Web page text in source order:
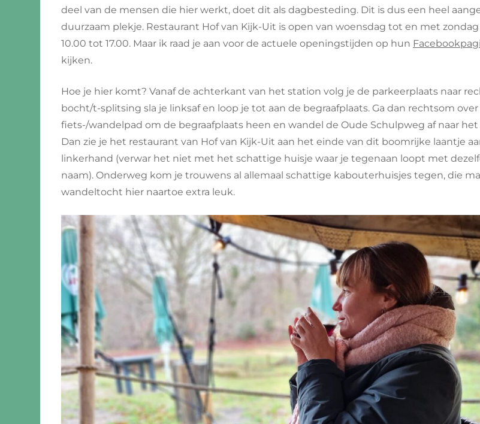
deel van de mensen die hier werkt, doet dit als dagbesteding. Dit is dus een heel
duurzaam plekje. Restaurant Hof van Kijk-Uit is open van woensdag tot en met zondag
10.00 tot 17.00. Maar ik raad je aan voor de actuele openingstijden op hun
kijken.
Hoe je hier komt? Vanaf de achterkant van het station volg je de parkeerplaats naar
bocht/t-splitsing sla je linksaf en loop je tot aan de begraafplaats. Ga dan rechtsom
fiets-/wandelpad om de begraafplaats heen en wandel de Oude Schulpweg af naar
Dan zie je het restaurant van Hof van Kijk-Uit aan het einde van dit boomrijke laantje
linkerhand (verwar het niet met het schattige huisje waar je tegenaan loopt met
naam). Onderweg kom je trouwens al allemaal schattige kabouterhuisjes tegen, die
wandeltocht hier naartoe extra leuk.